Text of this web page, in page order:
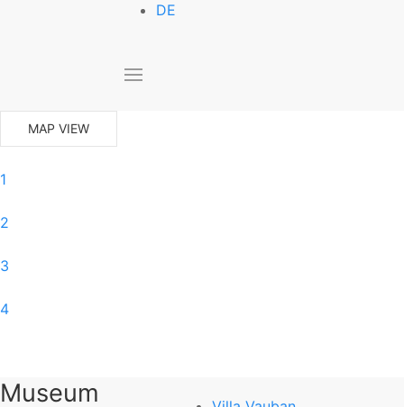
DE
MAP VIEW
1
2
3
4
6
Museum